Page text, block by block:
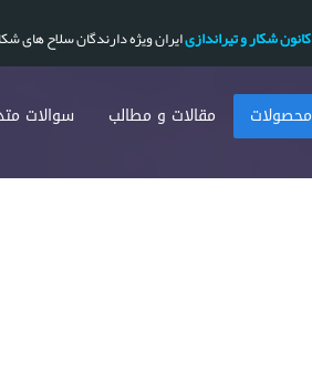
کانون شکار و تیراندازیایران ویژه دارندگان سلاح های
محصولات مقالات و مطالب سوالات